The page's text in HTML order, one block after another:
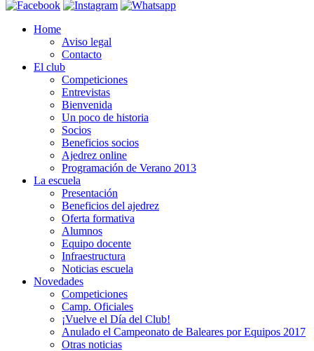
Home
Aviso legal
Contacto
El club
Competiciones
Entrevistas
Bienvenida
Un poco de historia
Socios
Beneficios socios
Ajedrez online
Programación de Verano 2013
La escuela
Presentación
Beneficios del ajedrez
Oferta formativa
Alumnos
Equipo docente
Infraestructura
Noticias escuela
Novedades
Competiciones
Camp. Oficiales
¡Vuelve el Dí­a del Club!
Anulado el Campeonato de Baleares por Equipos 2017
Otras noticias